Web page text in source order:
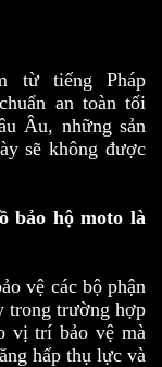
từ tiếng Pháp
an toàn tối
Âu, những sản
sẽ không được
bảo hộ moto là
vệ các bộ phận
trong trường hợp
vị trí bảo vệ mà
hấp thụ lực và